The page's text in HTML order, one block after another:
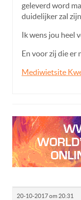
geleverd word
duidelijker zal
Ik wens jou heel
En voor zij die er
Mediwietsite
20-10-2017 om 20:31